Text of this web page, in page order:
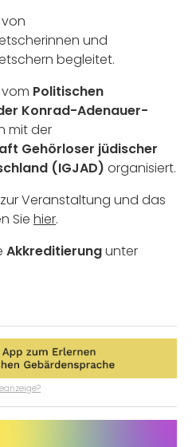
und
begleitet.​​​​​​​
Politischen
Konrad-Adenauer-
mit der
Gehörloser jüdischer
(IGJAD) organisiert.
Veranstaltung und das
Sie hier.
Akkreditierungunter